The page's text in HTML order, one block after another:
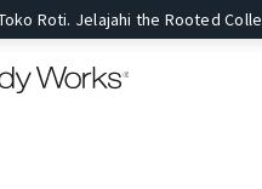
Roti. Jelajahi the Rooted